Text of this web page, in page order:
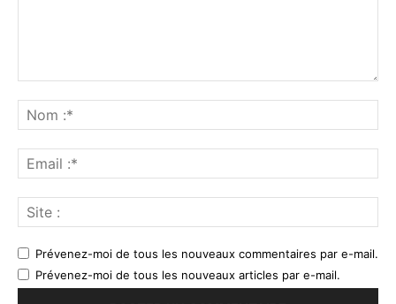
Prévenez-moi de tous les nouveaux commentaires par e-mail.
Prévenez-moi de tous les nouveaux articles par e-mail.